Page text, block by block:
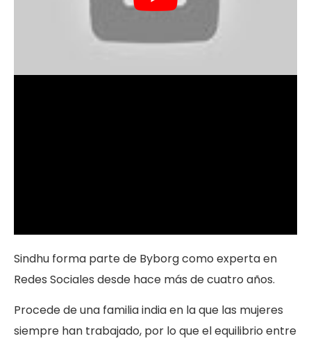
Sindhu forma parte de Byborg como experta en
Redes Sociales desde hace más de cuatro años.
Procede de una familia india en la que las mujeres
siempre han trabajado, por lo que el equilibrio entre